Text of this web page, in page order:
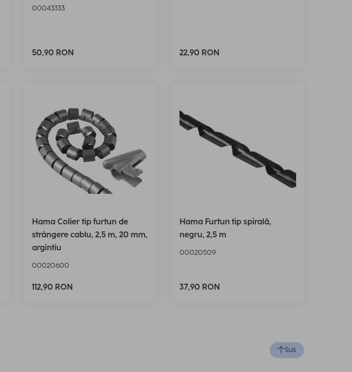
00043333
50,90 RON 22,90 RON
Hama Colier tip furtun de
strângere cablu, 2,5 m, 20 mm,
argintiu
00020600
112,90 RON
Hama Furtun tip spirală,
negru, 2,5 m
00020509
37,90 RON
Sus